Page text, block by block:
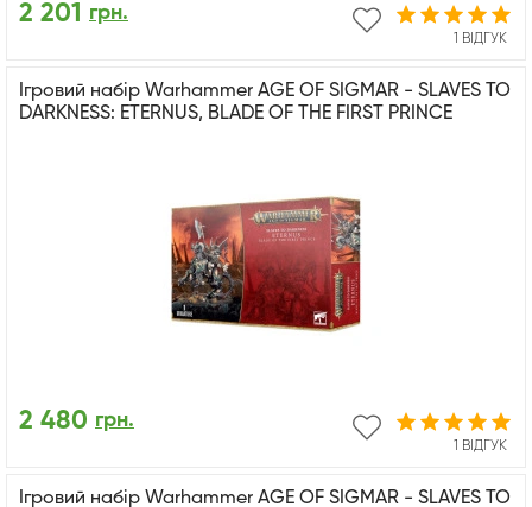
1 ВІДГУК
2 201 грн.
Ігровий набір Warhammer AGE OF SIGMAR - SLAVES TO
DARKNESS: ETERNUS, BLADE OF THE FIRST PRINCE
1 ВІДГУК
2 480 грн.
Ігровий набір Warhammer AGE OF SIGMAR - SLAVES TO